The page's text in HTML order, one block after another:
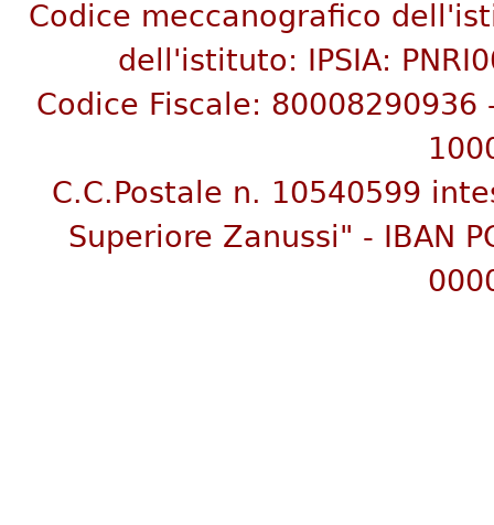
Codice meccanografico
dell'istituto:
IPSIA:
Codice Fiscale: 80008290936
C.C.Postale n. 10540599
Superiore Zanussi" - IBAN